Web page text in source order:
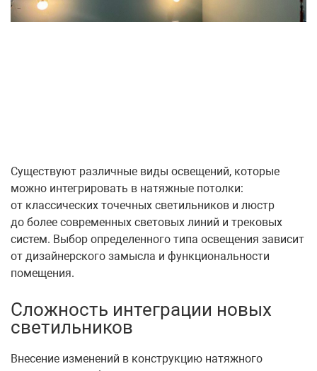
Существуют различные виды освещений, которые
можно интегрировать в натяжные потолки:
от классических точечных светильников и люстр
до более современных световых линий и трековых
систем. Выбор определенного типа освещения зависит
от дизайнерского замысла и функциональности
помещения.
Сложность интеграции новых
светильников
Внесение изменений в конструкцию натяжного